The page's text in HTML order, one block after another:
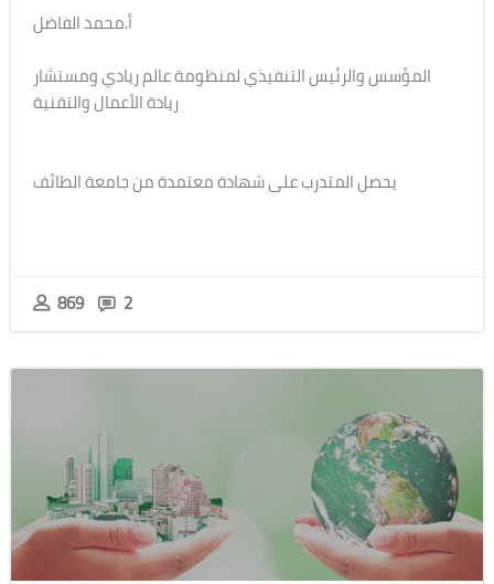
أ.محمد الفاضل
المؤسس والرئيس التنفيذي لمنظومة عالم ريادي ومستشار
ريادة الأعمال والتقنية
يحصل المتدرب على شهادة معتمدة من جامعة الطائف
869 2